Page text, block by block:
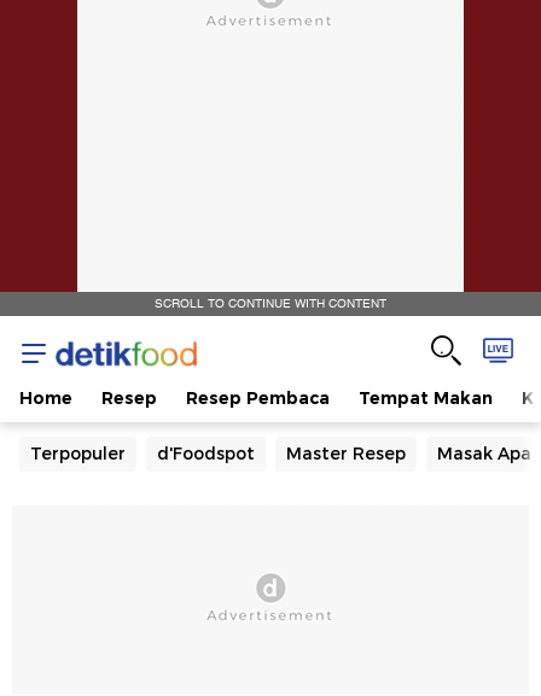
SCROLL TO CONTINUE WITH CONTENT
Home Resep Resep Pembaca Tempat Makan
Terpopuler d'Foodspot Master Resep Masak Apa